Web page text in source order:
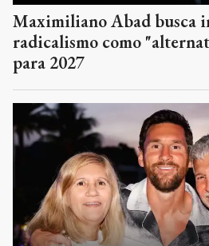
Maximiliano Abad busca
radicalismo como
para 2027